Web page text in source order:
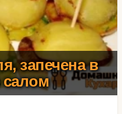
запечена в
салом